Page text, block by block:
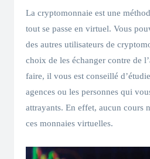
La cryptomonnaie est une
tout se passe en virtuel. Vous
des autres utilisateurs de
choix de les échanger contre de
faire, il vous est conseillé
agences ou les personnes qui
attrayants. En effet, aucun cours
ces monnaies virtuelles.